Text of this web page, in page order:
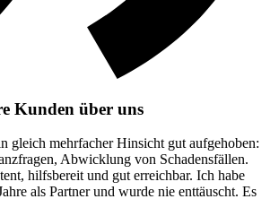
Kunden über uns
gleich mehrfacher Hinsicht gut aufgehoben:
Abwicklung von Schadensfällen.
hilfsbereit und gut erreichbar. Ich habe
als Partner und wurde nie enttäuscht. Es